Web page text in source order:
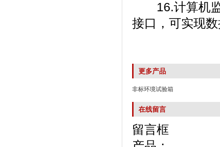
16.计算机监
接口，可实现
更多产品
非标环境试验箱
在线留言
留言框